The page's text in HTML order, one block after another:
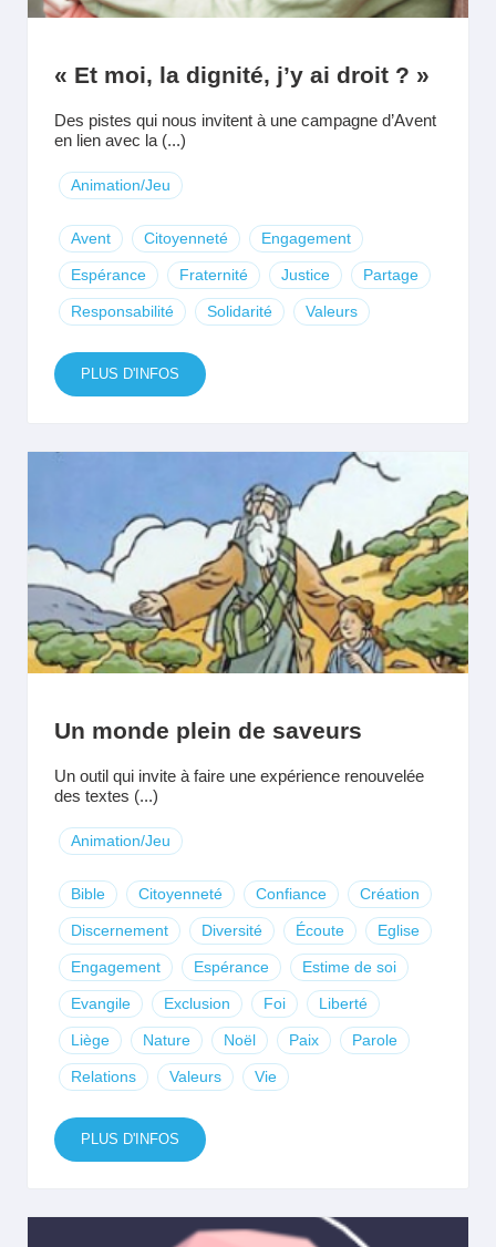
« Et moi, la dignité, j’y ai droit ? »
Des pistes qui nous invitent à une campagne d’Avent
en lien avec la (...)
Animation/Jeu
Avent Citoyenneté Engagement
Espérance Fraternité Justice Partage
Responsabilité Solidarité Valeurs
PLUS D'INFOS
Un monde plein de saveurs
Un outil qui invite à faire une expérience renouvelée
des textes (...)
Animation/Jeu
Bible Citoyenneté Confiance Création
Discernement Diversité Écoute Eglise
Engagement Espérance Estime de soi
Evangile Exclusion Foi Liberté
Liège Nature Noël Paix Parole
Relations Valeurs Vie
PLUS D'INFOS